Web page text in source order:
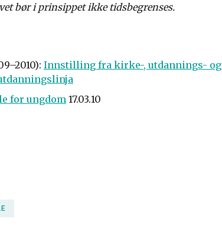
bør i prinsippet ikke tidsbegrenses.
Innstilling fra kirke-, utdannings- og
for ungdom 17.03.10